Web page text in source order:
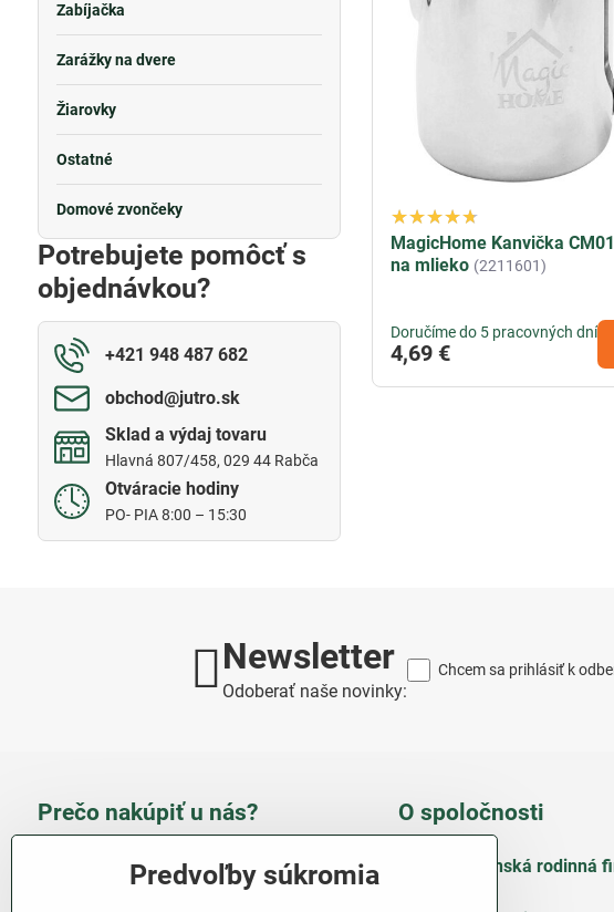
MagicHome Kanvička
na mlieko (2211601)
Doručíme do 5 pracovných dní
4,69 €
Zabíjačka
Zarážky na dvere
Žiarovky
Ostatné
Domové zvončeky
Potrebujete pomôcť s
objednávkou?
+421 948 487 682
obchod​@jutro​.sk
Sklad a výdaj tovaru
Hlavná 807/458, 029 44 Rabča
Otváracie hodiny
PO- PIA 8:00 – 15:30
Newsletter
Odoberať naše novinky:
Chcem sa prihlásiť k
Prečo nakúpiť u nás?
Takmer 100 % spokojných
zákazníkov
O spoločnosti
Slovenská rodinná
Predvoľby súkromia